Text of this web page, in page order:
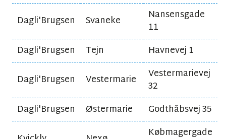
Dagli'Brugsen
Svaneke
Nansensgade
11
Dagli'Brugsen
Tejn
Havnevej 1
Dagli'Brugsen
Vestermarie
Vestermarievej
32
Dagli'Brugsen
Østermarie
Godthåbsvej 35
Købmagergade